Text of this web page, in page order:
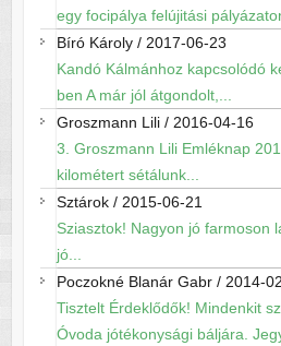
egy focipálya felújitási
Bíró Károly/ 2017-06-23
Kandó Kálmánhoz kapcsolódó
ben A már jól átgondolt,...
Groszmann Lili/ 2016-04-16
3. Groszmann Lili Emléknap
kilométert sétálunk...
Sztárok/ 2015-06-21
Sziasztok! Nagyon jó farmoson
jó...
Poczokné Blanár Gabr/ 2014-
Tisztelt Érdeklődők! Mindenkit
Óvoda jótékonysági báljára.